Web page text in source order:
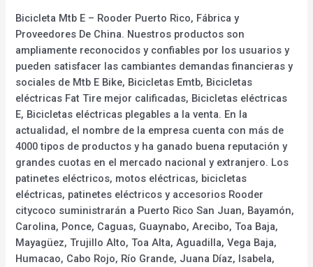
Bicicleta Mtb E – Rooder Puerto Rico, Fábrica y
Proveedores De China. Nuestros productos son
ampliamente reconocidos y confiables por los usuarios y
pueden satisfacer las cambiantes demandas financieras y
sociales de Mtb E Bike, Bicicletas Emtb, Bicicletas
eléctricas Fat Tire mejor calificadas, Bicicletas eléctricas
E, Bicicletas eléctricas plegables a la venta. En la
actualidad, el nombre de la empresa cuenta con más de
4000 tipos de productos y ha ganado buena reputación y
grandes cuotas en el mercado nacional y extranjero. Los
patinetes eléctricos, motos eléctricas, bicicletas
eléctricas, patinetes eléctricos y accesorios Rooder
citycoco suministrarán a Puerto Rico San Juan, Bayamón,
Carolina, Ponce, Caguas, Guaynabo, Arecibo, Toa Baja,
Mayagüez, Trujillo Alto, Toa Alta, Aguadilla, Vega Baja,
Humacao, Cabo Rojo, Río Grande, Juana Díaz, Isabela,